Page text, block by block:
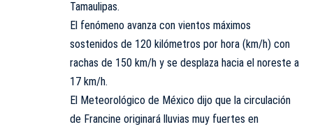
Tamaulipas.
El fenómeno avanza con vientos máximos
sostenidos de 120 kilómetros por hora (km/h) con
rachas de 150 km/h y se desplaza hacia el noreste a
17 km/h.
El Meteorológico de México dijo que la circulación
de Francine originará lluvias muy fuertes en